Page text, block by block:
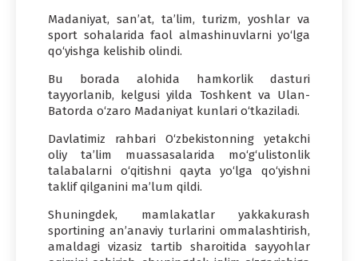
Madaniyat, san’at, ta’lim, turizm, yoshlar va
sport sohalarida faol almashinuvlarni yo‘lga
qo‘yishga kelishib olindi.
Bu borada alohida hamkorlik dasturi
tayyorlanib, kelgusi yilda Toshkent va Ulan-
Batorda o‘zaro Madaniyat kunlari o‘tkaziladi.
Davlatimiz rahbari O‘zbekistonning yetakchi
oliy ta’lim muassasalarida mo‘g‘ulistonlik
talabalarni o‘qitishni qayta yo‘lga qo‘yishni
taklif qilganini ma’lum qildi.
Shuningdek, mamlakatlar yakkakurash
sportining an’anaviy turlarini ommalashtirish,
amaldagi vizasiz tartib sharoitida sayyohlar